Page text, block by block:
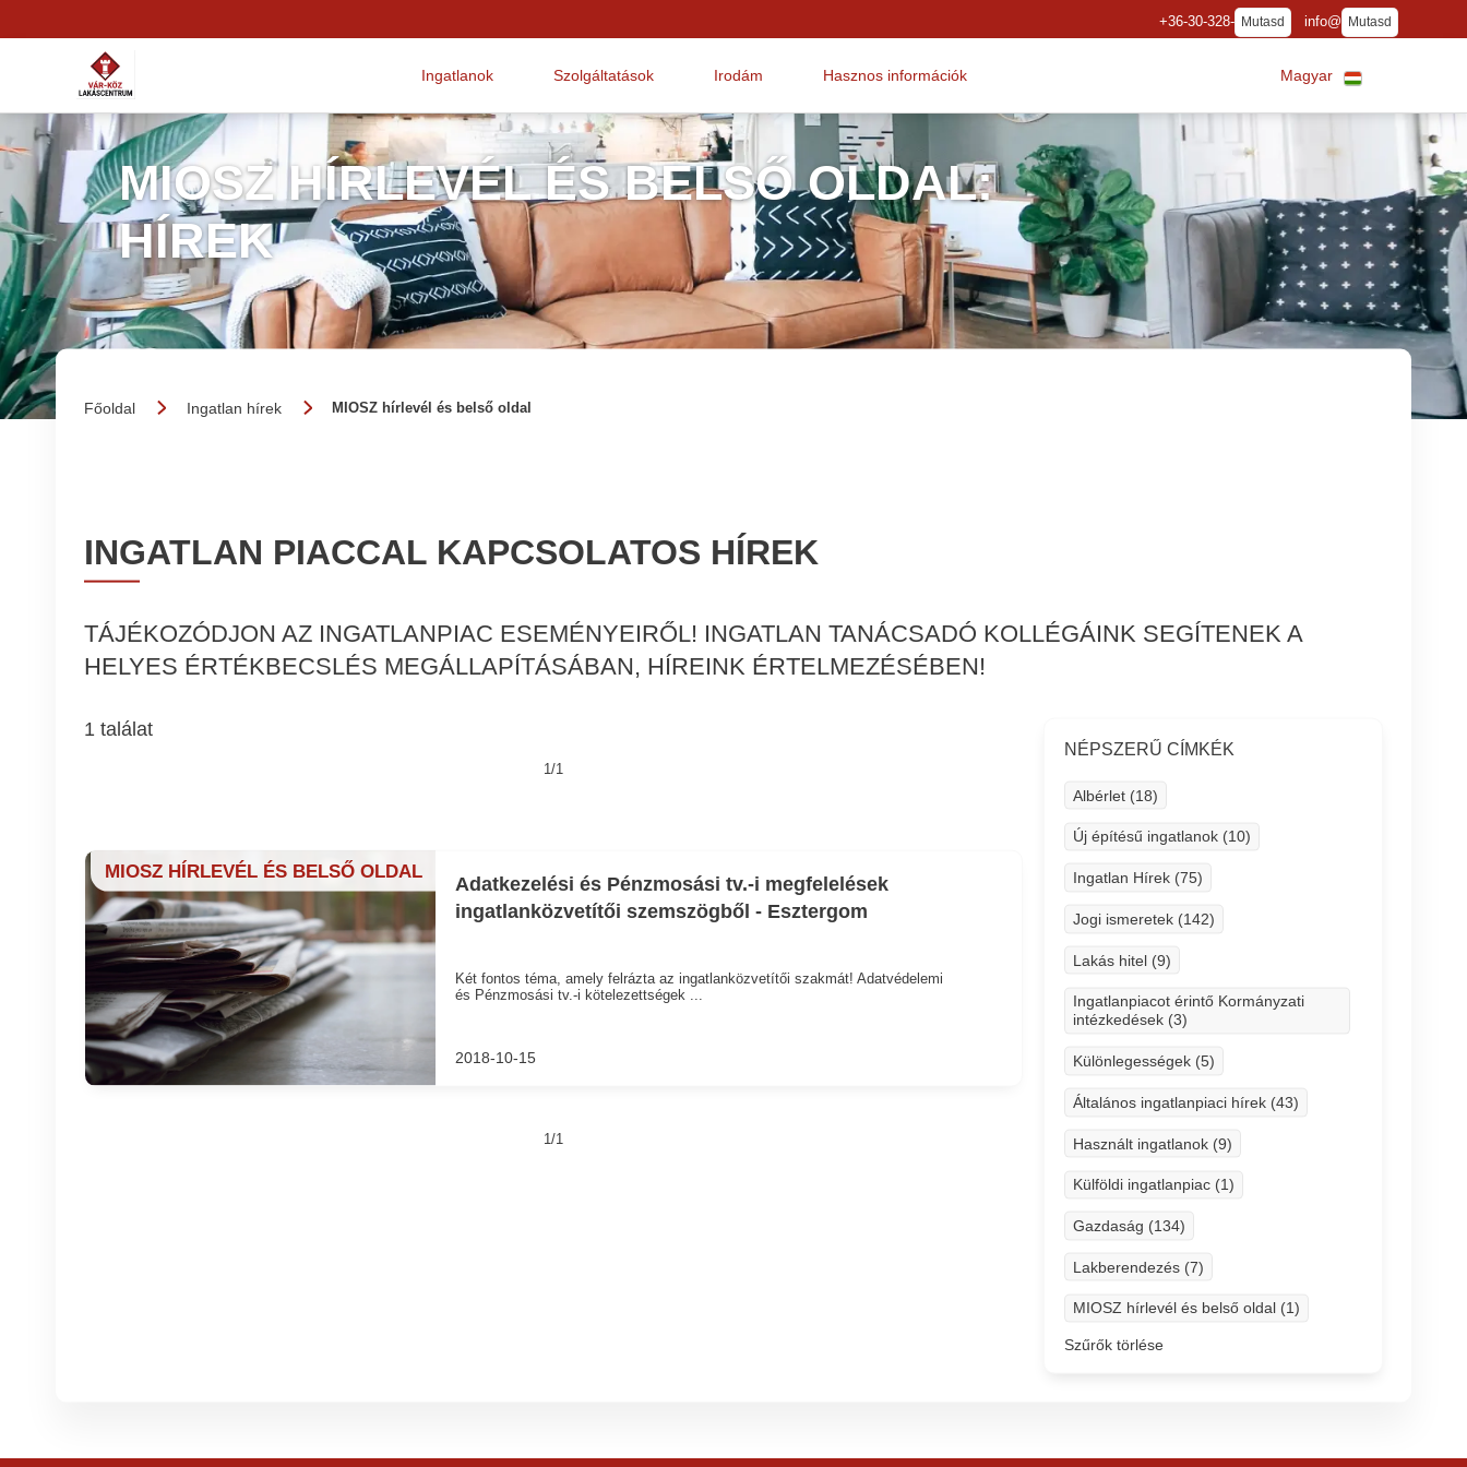
+36-30-328- Mutasd info@ Mutasd
Ingatlanok Szolgáltatások Irodám Hasznos információk Magyar
MIOSZ HÍRLEVÉL ÉS BELSŐ OLDAL:
HÍREK
Főoldal Ingatlan hírek MIOSZ hírlevél és belső oldal
INGATLAN PIACCAL KAPCSOLATOS HÍREK
TÁJÉKOZÓDJON AZ INGATLANPIAC ESEMÉNYEIRŐL! INGATLAN TANÁCSADÓ KOLLÉGÁINK SEGÍTENEK A
HELYES ÉRTÉKBECSLÉS MEGÁLLAPÍTÁSÁBAN, HÍREINK ÉRTELMEZÉSÉBEN!
1 találat
1/1
MIOSZ HÍRLEVÉL ÉS BELSŐ OLDAL
Adatkezelési és Pénzmosási tv.-i megfelelések
ingatlanközvetítői szemszögből - Esztergom
Két fontos téma, amely felrázta az ingatlanközvetítői szakmát! Adatvédelemi
és Pénzmosási tv.-i kötelezettségek ...
2018-10-15
1/1
NÉPSZERŰ CÍMKÉK
Albérlet (18)
Új építésű ingatlanok (10)
Ingatlan Hírek (75)
Jogi ismeretek (142)
Lakás hitel (9)
Ingatlanpiacot érintő Kormányzati
intézkedések (3)
Különlegességek (5)
Általános ingatlanpiaci hírek (43)
Használt ingatlanok (9)
Külföldi ingatlanpiac (1)
Gazdaság (134)
Lakberendezés (7)
MIOSZ hírlevél és belső oldal (1)
Szűrők törlése